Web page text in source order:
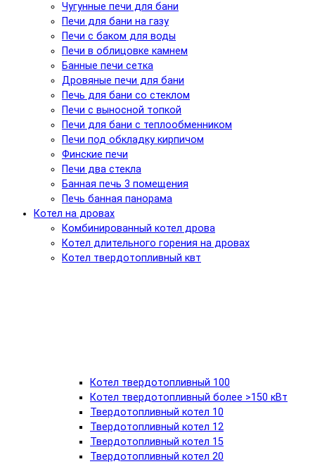
Чугунные печи для бани
Печи для бани на газу
Печи с баком для воды
Печи в облицовке камнем
Банные печи сетка
Дровяные печи для бани
Печь для бани со стеклом
Печи с выносной топкой
Печи для бани с теплообменником
Печи под обкладку кирпичом
Финские печи
Печи два стекла
Банная печь 3 помещения
Печь банная панорама
Котел на дровах
Комбинированный котел дрова
Котел длительного горения на дровах
Котел твердотопливный квт
Котел твердотопливный 100
Котел твердотопливный более >150 кВт
Твердотопливный котел 10
Твердотопливный котел 12
Твердотопливный котел 15
Твердотопливный котел 20